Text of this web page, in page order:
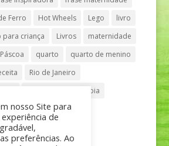
Ferro Hot Wheels Lego
livro
para criança Livros
maternidade
Páscoa quarto
quarto de menino
Rio de Janeiro
Shopping Vila Olímpia
tênis
nosso Site para
de
preferências. Ao